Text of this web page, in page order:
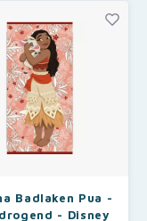
luieren. Afmeting: 70
Badlaken Pua -
- Disney